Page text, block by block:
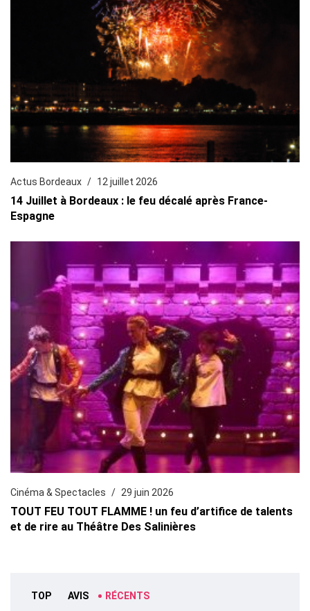
Actus Bordeaux 12 juillet 2026
14 Juillet à Bordeaux : le feu décalé après France-
Espagne
Cinéma & Spectacles 29 juin 2026
TOUT FEU TOUT FLAMME ! un feu d’artifice de talents
et de rire au Théâtre Des Salinières
TOP AVIS RÉCENTS